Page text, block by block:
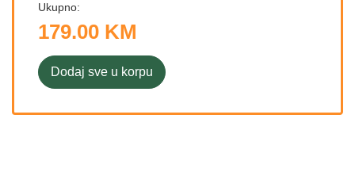
Ukupno:
179.00 KM
Dodaj sve u korpu